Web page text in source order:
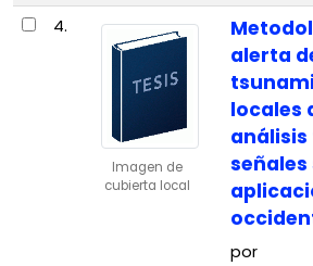
4.
Imagen de
cubierta local
alerta
locales
por